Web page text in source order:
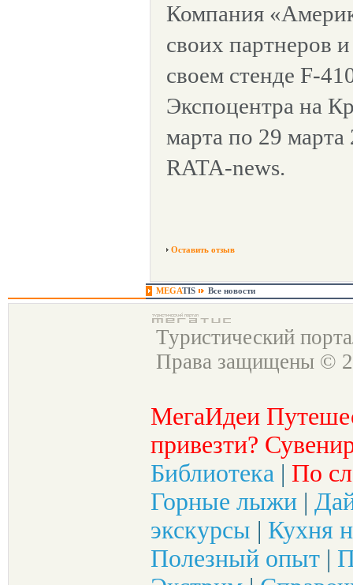
Компания
своих партнеров
своем стенде F-
Экспоцентра на
марта по 29 марта
RATA-news.
Оставить отзыв
MEGATIS Все новости
Туристический
Права защищены ©
МегаИдеи
привезти?
Библиотека | По
Горные лыжи |
экскурсы | Кухня
Полезный опыт |